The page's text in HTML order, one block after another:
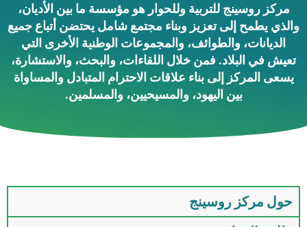
مركز روسينج للتربية وللحوار هو مؤسسة ما بين الأديان،
والذي يطمح إلى تعزيز وبناء مجتمع شامل يحتضن أتباع جميع
الديانات، والطوائف، والمجموعات الوطنية الأخرى التي
تعيش في البلاد. فمن خلال اللقاءات، والبحث، والاستشارة،
يسعى المركز إلى بناء علاقات الاحترام المتبادل والمساواة
بين اليهود، والمسيحيين، والمسلمين.
حول مركز روسينج